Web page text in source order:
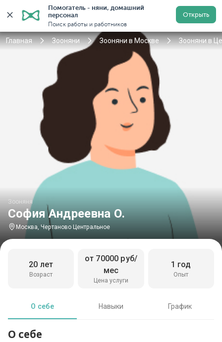
Помогатель - няни, домашний
персонал
Поиск работы и работников
Открыть
Регистрация
Главная Зооняни Зооняни в Москве Зооняни в
София Андреевна О.
Зооняня
Москва, Чертаново Центральное
Возраст
20 лет
Цена услуги
от 70000 руб/
мес
Опыт
1 год
О себе Навыки График
О себе